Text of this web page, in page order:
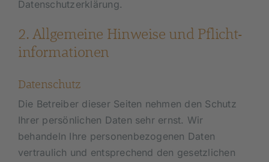
Datenschutzerklärung.
2. Allgemeine Hinweise und Pflicht­
informationen
Datenschutz
Die Betreiber dieser Seiten nehmen den Schutz
Ihrer persönlichen Daten sehr ernst. Wir
behandeln Ihre personenbezogenen Daten
vertraulich und entsprechend den gesetzlichen